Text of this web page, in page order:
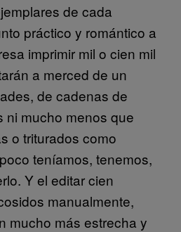
de cada
práctico y romántico a
imprimir mil o cien mil
a merced de un
de cadenas de
ni mucho menos que
o triturados como
teníamos, tenemos,
Y el editar cien
manualmente,
mucho más estrecha y